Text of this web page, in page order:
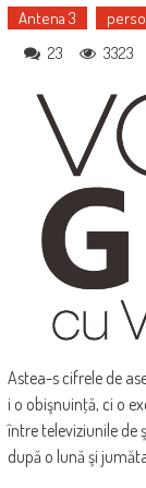
Antena 3
23 3323
Astea-s cifrele de
i o obişnuinţă, ci o
între televiziunile de
după o lună şi